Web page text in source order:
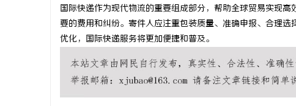
国际快递作为现代物流的重要组成部分，帮助全球贸易实现
要的费用和纠纷。寄件人应注重包装质量、准确申报、合理
优化，国际快递服务将更加便捷和普及。